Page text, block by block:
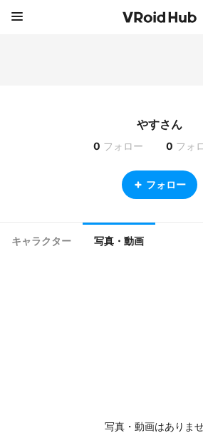
やすさん
0 フォロー 0 フォ
フォロー
キャラクター 写真・動画
写真・動画はありま